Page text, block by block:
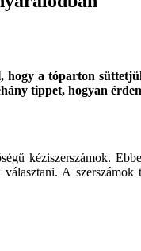
hogy a tóparton
tippet, hogyan
kéziszerszámok.
A